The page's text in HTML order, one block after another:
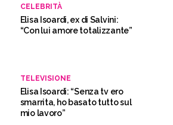
CELEBRITÀ
Elisa Isoardi, ex di Salvini:
“Con lui amore totalizzante”
TELEVISIONE
Elisa Isoardi: “Senza tv ero
smarrita, ho basato tutto sul
mio lavoro”